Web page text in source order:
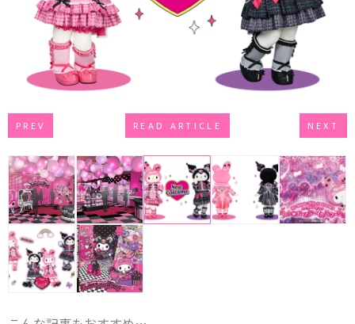
PREV READ ARTICLE NEXT